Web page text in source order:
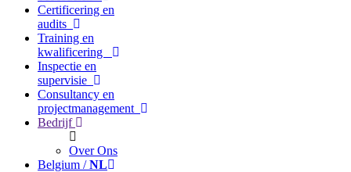
Certificering en
audits
Training en
kwalificering
Inspectie en
supervisie
Consultancy en
projectmanagement
Bedrijf
Over Ons
Belgium /NL